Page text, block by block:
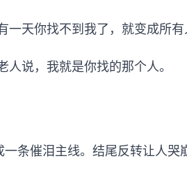
一天你找不到我了，就变成所
说，我就是你找的那个人。
条催泪主线。结尾反转让人